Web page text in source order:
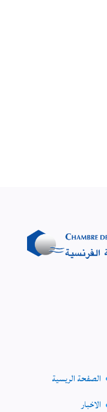
الصفحة الريسية
الاخبار